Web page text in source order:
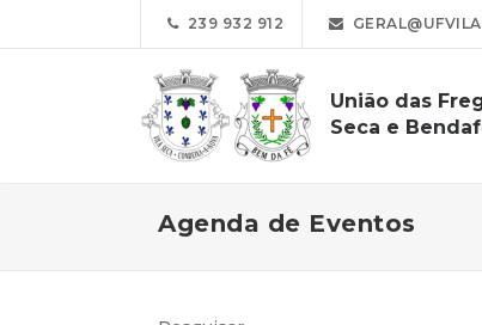
239 932 912
União das
Seca e
Agenda de Eventos